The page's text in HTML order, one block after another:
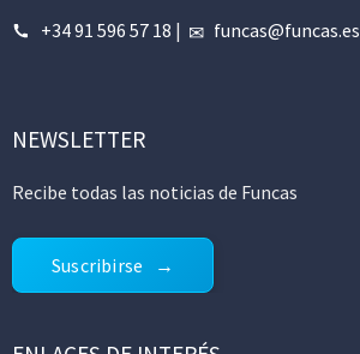
+34 91 596 57 18 | funcas@funcas.es
NEWSLETTER
Recibe todas las noticias de Funcas
Suscribirse